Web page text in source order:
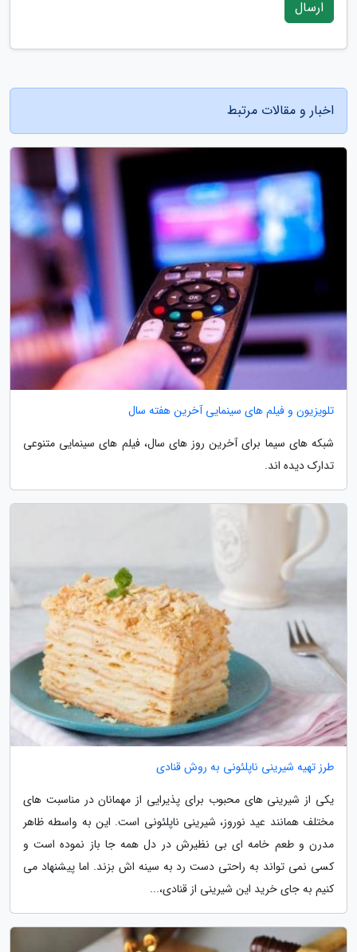
ارسال
اخبار و مقالات مرتبط
تلویزیون و فیلم های سینمایی آخرین هفته سال
شبکه های سیما برای آخرین روز های سال، فیلم های سینمایی متنوعی
تدارک دیده اند.
طرز تهیه شیرینی ناپلئونی به روش قنادی
یکی از شیرینی های محبوب برای پذیرایی از مهمانان در مناسبت های
مختلف همانند عید نوروز، شیرینی ناپلئونی است. این به واسطه ظاهر
مدرن و طعم خامه ای بی نظیرش در دل همه جا باز نموده است و
کسی نمی تواند به راحتی دست رد به سینه اش بزند. اما پیشنهاد می
کنیم به جای خرید این شیرینی از قنادی،...